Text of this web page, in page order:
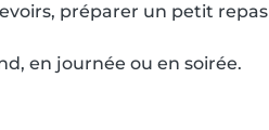
préparer un petit
en journée ou en soirée.